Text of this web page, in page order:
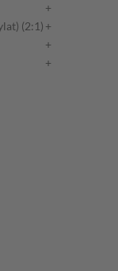
+
(2:1) +
+
+